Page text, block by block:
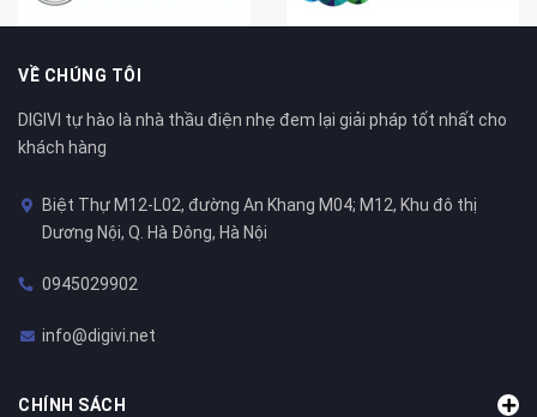
VỀ CHÚNG TÔI
DIGIVI tự hào là nhà thầu điện nhẹ đem lại giải pháp tốt nhất cho
khách hàng
Biệt Thự M12-L02, đường An Khang M04; M12, Khu đô thị
Dương Nội, Q. Hà Đông, Hà Nội
0945029902
info@digivi.net
CHÍNH SÁCH